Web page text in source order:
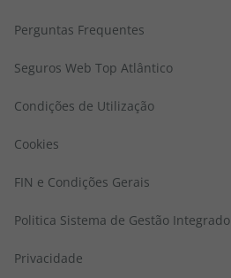
Perguntas Frequentes
Seguros Web Top Atlântico
Condições de Utilização
Cookies
FIN e Condições Gerais
Politica Sistema de Gestão Integrado
Privacidade